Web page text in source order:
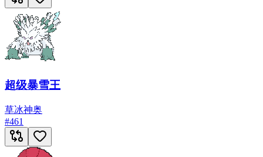
超级暴雪王
草冰神奥
#461